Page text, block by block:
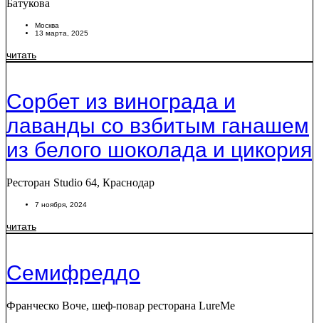
Батукова
Москва
13 марта, 2025
читать
Сорбет из винограда и
лаванды со взбитым ганашем
из белого шоколада и цикория
Ресторан Studio 64, Краснодар
7 ноября, 2024
читать
Семифреддо
Франческо Воче, шеф-повар ресторана LureMe